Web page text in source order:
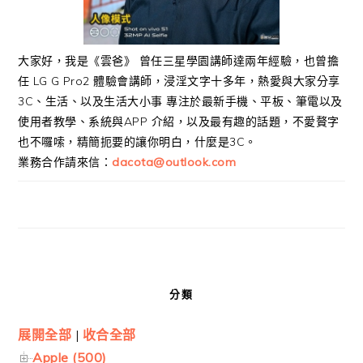
大家好，我是《雲爸》 曾任三星學園講師達兩年經驗，也曾擔
任 LG G Pro2 體驗會講師，浸淫文字十多年，熱愛與大家分享
3C、生活、以及生活大小事 專注於最新手機、平板、筆電以及
使用者教學、系統與APP 介紹，以及最有趣的話題，不愛贅字
也不囉嗦，精簡扼要的讓你明白，什麼是3C。
業務合作請來信： dacota@outlook.com
分類
展開全部 | 收合全部
Apple (500)